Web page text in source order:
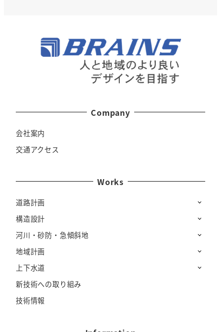
Company
会社案内
交通アクセス
Works
道路計画
構造設計
河川・砂防・急傾斜地
地域計画
上下水道
新技術への取り組み
技術情報